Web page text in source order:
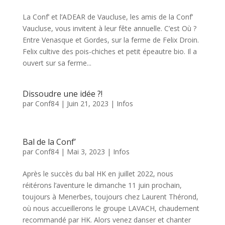
La Conf’ et l’ADEAR de Vaucluse, les amis de la Conf’
Vaucluse, vous invitent à leur fête annuelle. C’est Où ?
Entre Venasque et Gordes, sur la ferme de Felix Droin.
Felix cultive des pois-chiches et petit épeautre bio. Il a
ouvert sur sa ferme...
Dissoudre une idée ?!
par Conf84| Juin 21, 2023 | Infos
Bal de la Conf’
par Conf84| Mai 3, 2023 | Infos
Après le succès du bal HK en juillet 2022, nous
réitérons l’aventure le dimanche 11 juin prochain,
toujours à Menerbes, toujours chez Laurent Thérond,
où nous accueillerons le groupe LAVACH, chaudement
recommandé par HK. Alors venez danser et chanter